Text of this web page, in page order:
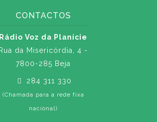
CONTACTOS
Rádio Voz da Planície
Rua da Misericórdia, 4 -
7800-285 Beja
284 311 330
(Chamada para a rede fixa
nacional)